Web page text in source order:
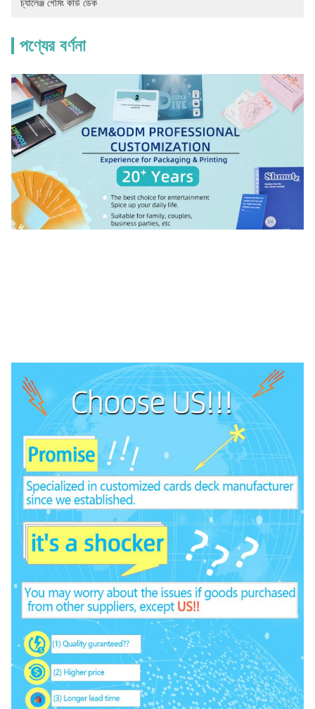
চ্যালেঞ্জ গেমিং কার্ড ডেক
পণ্যের বর্ণনা